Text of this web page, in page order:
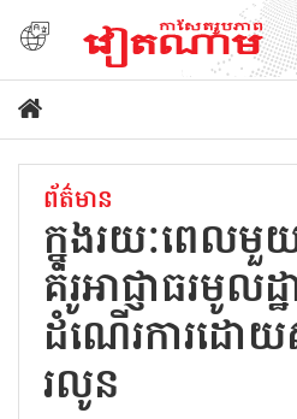
ព័ត៌មាន
ក្នុងរយៈពេលមួ
គំរូអាជ្ញាធរមូលដ្
ដំណើរការដោយ
រលូន